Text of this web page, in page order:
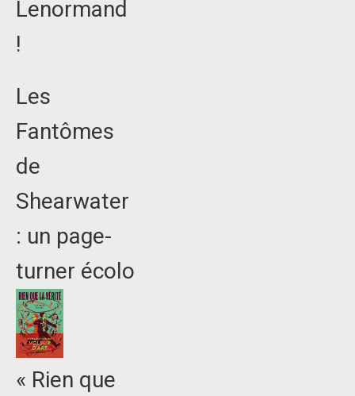
Lenormand
!
Les
Fantômes
de
Shearwater
: un page-
turner écolo
« Rien que